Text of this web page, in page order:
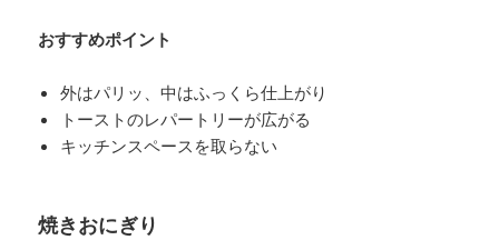
おすすめポイント
外はパリッ、中はふっくら仕上がり
トーストのレパートリーが広がる
キッチンスペースを取らない
焼きおにぎり